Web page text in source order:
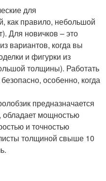
для
как правило, небольшой
Для новичков – это
вариантов, когда вы
и фигурки из
толщины). Работать
особенно, когда
предназначается
мощностью
и точностью
толщиной свыше 10